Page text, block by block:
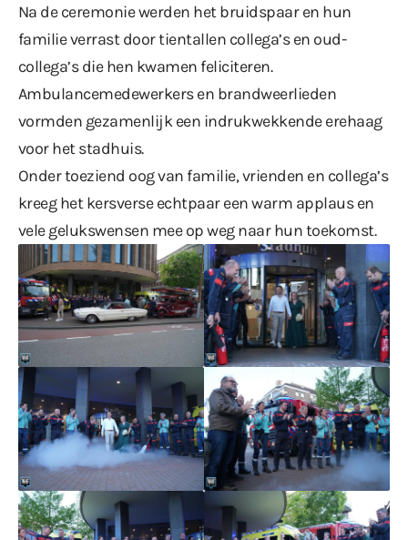
Na de ceremonie werden het bruidspaar en hun
familie verrast door tientallen collega’s en oud-
collega’s die hen kwamen feliciteren.
Ambulancemedewerkers en brandweerlieden
vormden gezamenlijk een indrukwekkende erehaag
voor het stadhuis.
Onder toeziend oog van familie, vrienden en collega’s
kreeg het kersverse echtpaar een warm applaus en
vele gelukswensen mee op weg naar hun toekomst.